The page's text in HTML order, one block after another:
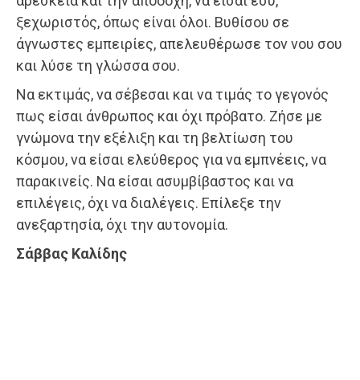
ξεχωριστός, όπως είναι όλοι. Βυθίσου σε
άγνωστες εμπειρίες, απελευθέρωσε τον νου σου
και λύσε τη γλώσσα σου.
Να εκτιμάς, να σέβεσαι και να τιμάς το γεγονός
πως είσαι άνθρωπος και όχι πρόβατο. Ζήσε με
γνώμονα την εξέλιξη και τη βελτίωση του
κόσμου, να είσαι ελεύθερος για να εμπνέεις, να
παρακινείς. Να είσαι ασυμβίβαστος και να
επιλέγεις, όχι να διαλέγεις. Επίλεξε την
ανεξαρτησία, όχι την αυτονομία.
Σάββας Καλίδης